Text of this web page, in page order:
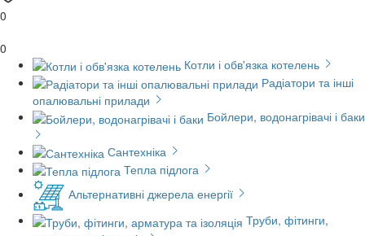
0
0
Котли і обв'язка котелень
Радіатори та інші
опалювальні прилади
Бойлери, водонагрівачі і баки
Сантехніка
Тепла підлога
Альтернативні джерела енергії
Труби, фітинги,